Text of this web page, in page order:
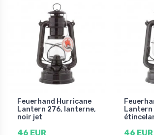
Feuerhand Hurricane
Lantern 276, lanterne,
noir jet
46 EUR
Lantern
46 EUR